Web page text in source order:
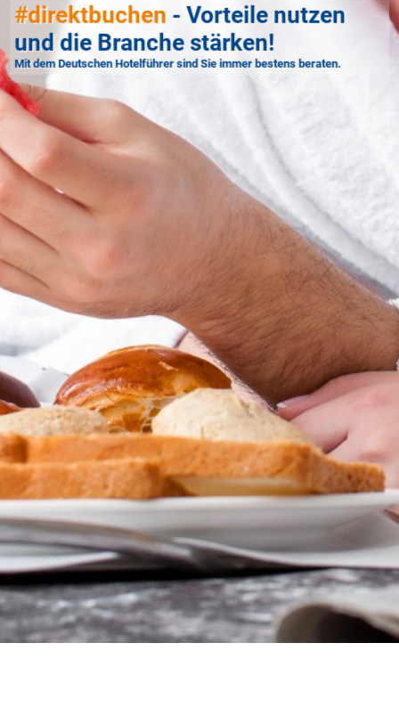
#direktbuchen - Vorteile nutzen
und die Branche stärken!
Mit dem Deutschen Hotelführer sind Sie immer bestens beraten.